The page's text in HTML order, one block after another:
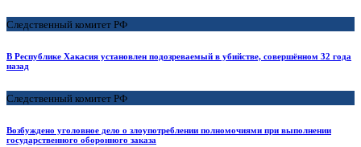
Следственный комитет РФ
В Республике Хакасия установлен подозреваемый в убийстве, совершённом 32 года
назад
Следственный комитет РФ
Возбуждено уголовное дело о злоупотреблении полномочиями при выполнении
государственного оборонного заказа